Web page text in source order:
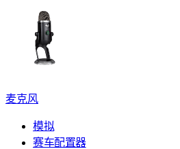
麦克风
模拟
赛车配置器